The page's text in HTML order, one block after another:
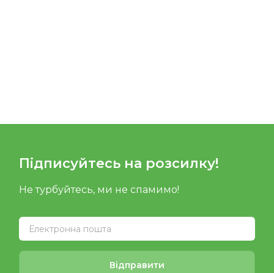
Підписуйтесь на розсилку!
Не турбуйтесь, ми не спамимо!
Відправити